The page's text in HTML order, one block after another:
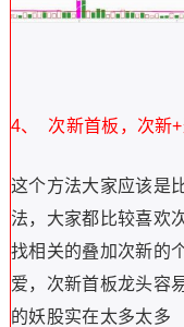
4、 次新首板，次新
这个方法大家应该是
法，大家都比较喜欢
找相关的叠加次新的
爱，次新首板龙头容
的妖股实在太多太多